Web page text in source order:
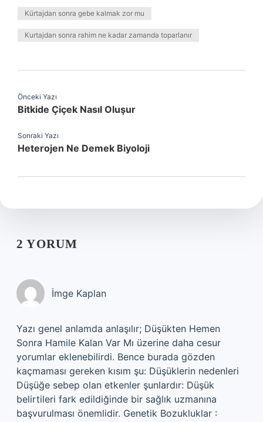
Kürtajdan sonra gebe kalmak zor mu
Kurtajdan sonra rahim ne kadar zamanda toparlanır
Önceki Yazı
Bitkide Çiçek Nasıl Oluşur
Sonraki Yazı
Heterojen Ne Demek Biyoloji
2 YORUM
İmge Kaplan
Yazı genel anlamda anlaşılır; Düşükten Hemen
Sonra Hamile Kalan Var Mı üzerine daha cesur
yorumlar eklenebilirdi. Bence burada gözden
kaçmaması gereken kısım şu: Düşüklerin nedenleri
Düşüğe sebep olan etkenler şunlardır: Düşük
belirtileri fark edildiğinde bir sağlık uzmanına
başvurulması önemlidir. Genetik Bozukluklar :